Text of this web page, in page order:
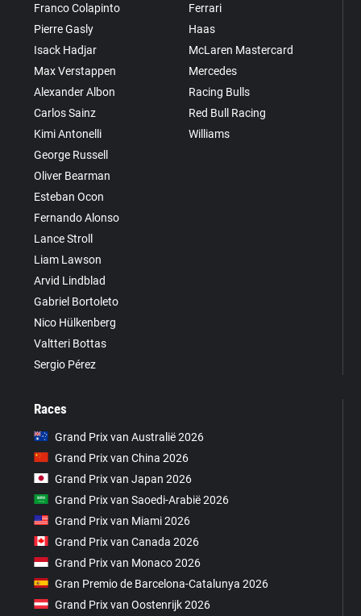
Franco Colapinto
Pierre Gasly
Isack Hadjar
Max Verstappen
Alexander Albon
Carlos Sainz
Kimi Antonelli
George Russell
Oliver Bearman
Esteban Ocon
Fernando Alonso
Lance Stroll
Liam Lawson
Arvid Lindblad
Gabriel Bortoleto
Nico Hülkenberg
Valtteri Bottas
Sergio Pérez
Ferrari
Haas
McLaren Mastercard
Mercedes
Racing Bulls
Red Bull Racing
Williams
Races
Grand Prix van Australië 2026
Grand Prix van China 2026
Grand Prix van Japan 2026
Grand Prix van Saoedi-Arabië 2026
Grand Prix van Miami 2026
Grand Prix van Canada 2026
Grand Prix van Monaco 2026
Gran Premio de Barcelona-Catalunya 2026
Grand Prix van Oostenrijk 2026